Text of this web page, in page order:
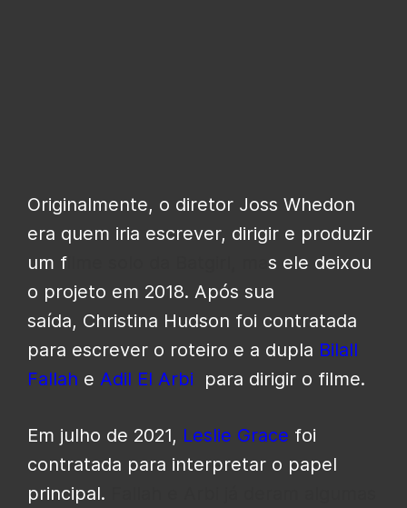
Originalmente, o diretor Joss Whedon
era quem iria escrever, dirigir e produzir
um f
s ele deixou
o projeto em 2018. Após sua
saída, Christina Hudson foi contratada
para escrever o roteiro e a dupla Bilall
Fallah e Adil El Arbi para dirigir o filme.
Em julho de 2021, Leslie Grace foi
contratada para interpretar o papel
principal.